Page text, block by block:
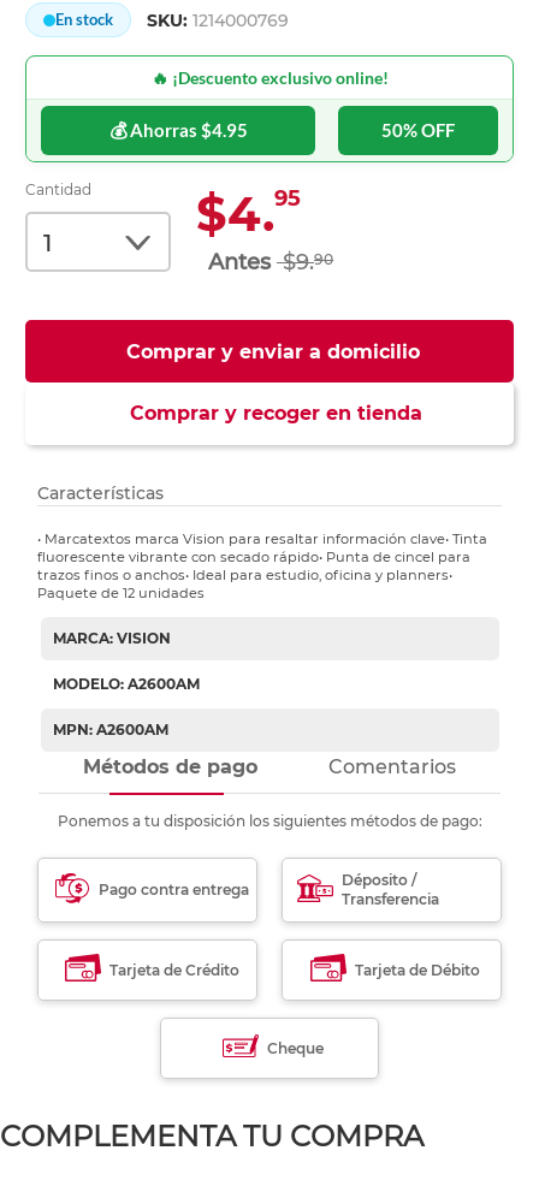
En stock SKU:1214000769
🔥 ¡Descuento exclusivo online!
💰 Ahorras $4.95 50% OFF
Cantidad $4.95
$9.90
Comprar y enviar a domicilio
Comprar y recoger en tienda
Características
• Marcatextos marca Vision para resaltar información clave• Tinta
fluorescente vibrante con secado rápido• Punta de cincel para
trazos finos o anchos• Ideal para estudio, oficina y planners•
Paquete de 12 unidades
MARCA: VISION
MODELO: A2600AM
MPN: A2600AM
Métodos de pago Comentarios
Ponemos a tu disposición los siguientes métodos de pago:
Pago contra entrega
Déposito /
Transferencia
Tarjeta de Crédito Tarjeta de Débito
Cheque
COMPLEMENTA TU COMPRA